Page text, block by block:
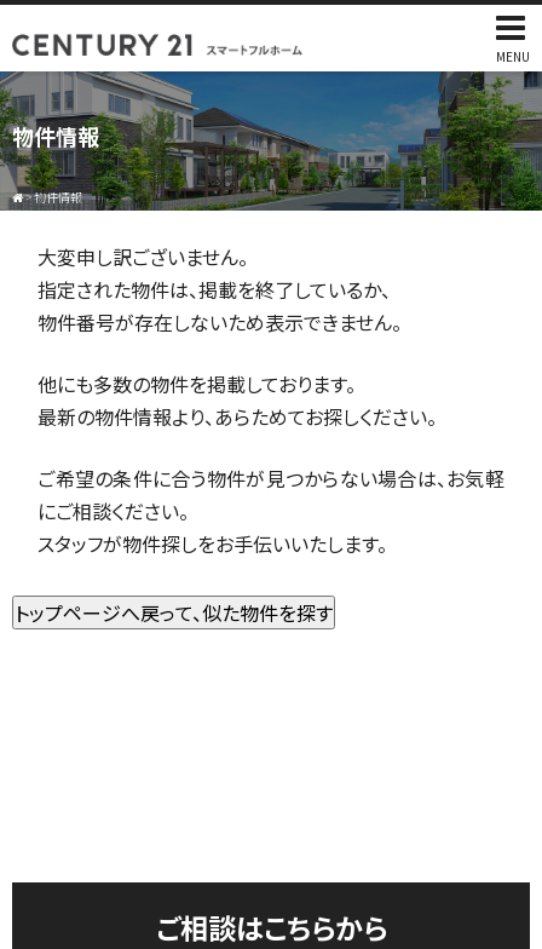
MENU
物件情報
>物件情報
大変申し訳ございません。
指定された物件は、掲載を終了しているか、
物件番号が存在しないため表示できません。
他にも多数の物件を掲載しております。
最新の物件情報より、あらためてお探しください。
ご希望の条件に合う物件が見つからない場合は、お気軽
にご相談ください。
スタッフが物件探しをお手伝いいたします。
ご相談はこちらから